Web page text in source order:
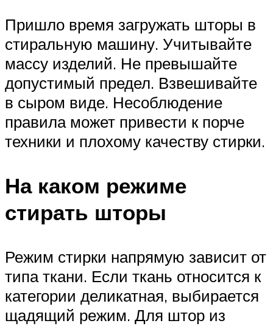
Пришло время загружать шторы в
стиральную машину. Учитывайте
массу изделий. Не превышайте
допустимый предел. Взвешивайте
в сыром виде. Несоблюдение
правила может привести к порче
техники и плохому качеству стирки.
На каком режиме
стирать шторы
Режим стирки напрямую зависит от
типа ткани. Если ткань относится к
категории деликатная, выбирается
щадящий режим. Для штор из